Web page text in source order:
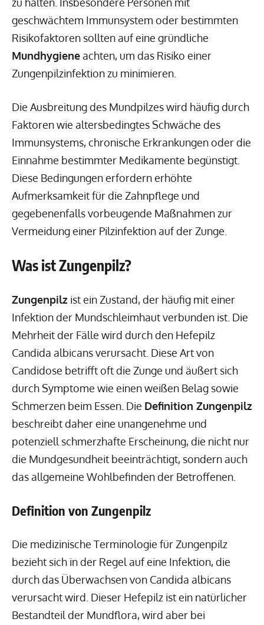
geschwächtem Immunsystem oder bestimmten
Risikofaktoren sollten auf eine gründliche
Mundhygieneachten, um das Risiko einer
Zungenpilzinfektion zu minimieren.
Die Ausbreitung des Mundpilzes wird häufig durch
Faktoren wie altersbedingtes Schwäche des
Immunsystems, chronische Erkrankungen oder die
Einnahme bestimmter Medikamente begünstigt.
Diese Bedingungen erfordern erhöhte
Aufmerksamkeit für die Zahnpflege und
gegebenenfalls vorbeugende Maßnahmen zur
Vermeidung einer Pilzinfektion auf der Zunge.
Was ist Zungenpilz?
Zungenpilz ist ein Zustand, der häufig mit einer
Infektion der Mundschleimhaut verbunden ist. Die
Mehrheit der Fälle wird durch den Hefepilz
Candida albicans verursacht. Diese Art von
Candidose betrifft oft die Zunge und äußert sich
durch Symptome wie einen weißen Belag sowie
Schmerzen beim Essen. Die Definition Zungenpilz
beschreibt daher eine unangenehme und
potenziell schmerzhafte Erscheinung, die nicht nur
die Mundgesundheit beeinträchtigt, sondern auch
das allgemeine Wohlbefinden der Betroffenen.
Definition von Zungenpilz
Die medizinische Terminologie für Zungenpilz
bezieht sich in der Regel auf eine Infektion, die
durch das Überwachsen von Candida albicans
verursacht wird. Dieser Hefepilz ist ein natürlicher
Bestandteil der Mundflora, wird aber bei